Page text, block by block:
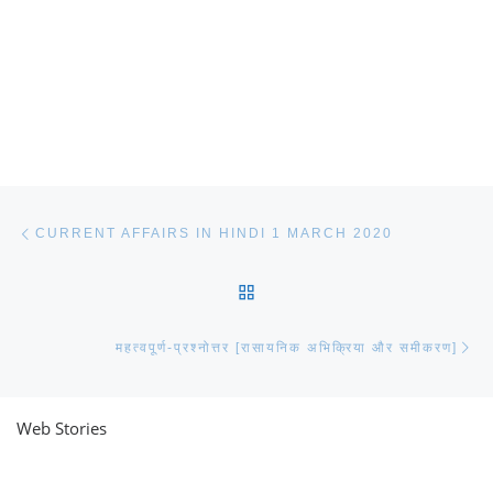
CURRENT AFFAIRS IN HINDI 1 MARCH 2020
महत्वपूर्ण-प्रश्नोत्तर [रासायनिक अभिक्रिया और समीकरण]
Web Stories